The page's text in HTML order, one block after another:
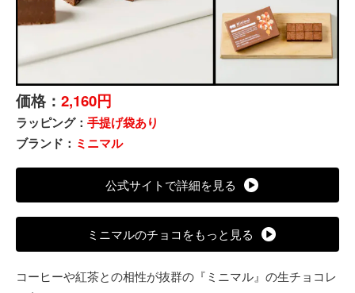
価格： 2,160円
ラッピング： 手提げ袋あり
ブランド： ミニマル
公式サイトで詳細を見る
ミニマルのチョコをもっと見る
コーヒーや紅茶との相性が抜群の『ミニマル』の生チョコレ